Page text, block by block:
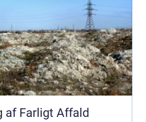
af Farligt Affald